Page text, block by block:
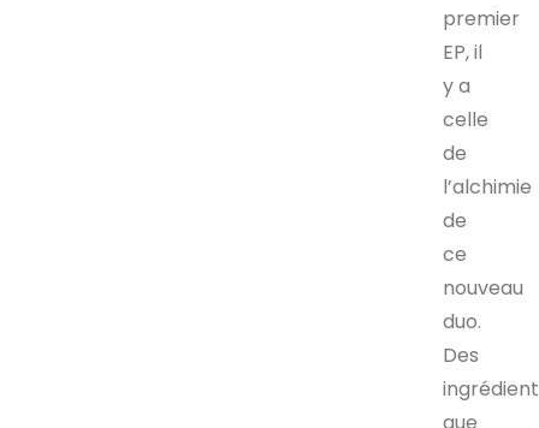
premier
EP, il
y a
celle
de
l’alchimie
de
ce
nouveau
duo.
Des
que